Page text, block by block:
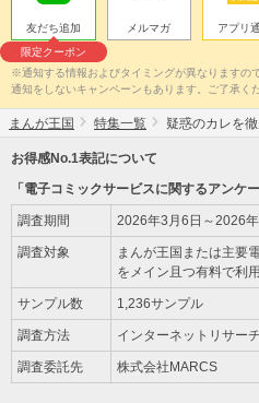
友だち追加
限定クーポン
メルマガ アプリ
※通知する情報およびタイミングが異なりますの
通知をしないキャンペーンもあります。ご了承く
まんが王国 特集一覧 疑惑のカレを
お得感No.1表記について
「電子コミックサービスに関するアンケー
調査期間 2026年3月6日～2026
調査対象
まんが王国または主要
をメイン且つ有料で利
サンプル数 1,236サンプル
調査方法 インターネットリサーチ
調査委託先 株式会社MARCS